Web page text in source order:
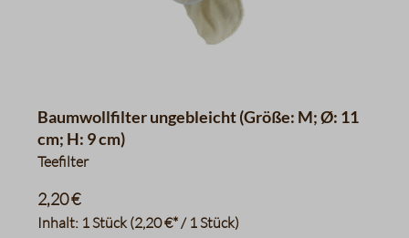
Baumwollfilter ungebleicht (Größe: M; Ø: 11
cm; H: 9 cm)
Teefilter
Inhalt: 1 Stück(2,20 €* / 1 Stück)
2,20 €